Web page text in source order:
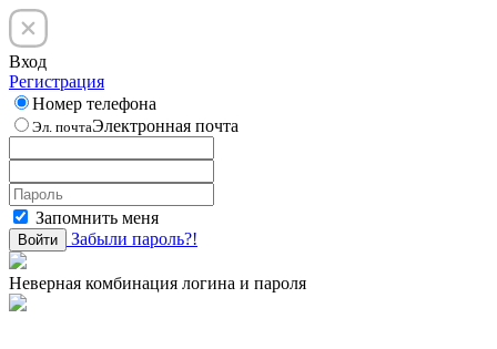
Вход
Регистрация
Номер телефона
Эл. почтаЭлектронная почта
Запомнить меня
Войти Забыли пароль?!
Неверная комбинация логина и пароля